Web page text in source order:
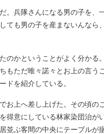
。兵隊さんになる男の子を、
ても男の子を産まないんなら
かということがよく分かる。
もただ唯々諾々とお上の言う
ドを紹介している。
お上へ差し上げた。その頃の
意にしている林家染団治がい
並ぶ客間の中央にテーブルが